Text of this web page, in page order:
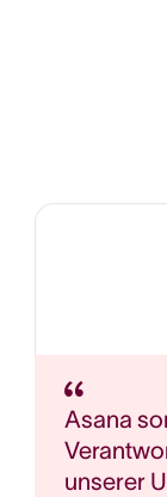
Asana
unserer